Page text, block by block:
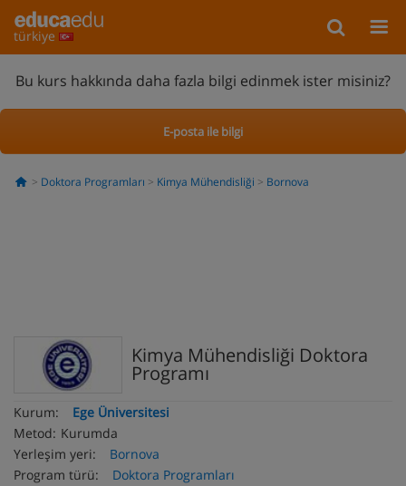
türkiye
Bu kurs hakkında daha fazla bilgi edinmek ister misiniz?
E-posta ile bilgi
Doktora Programları Kimya Mühendisliği Bornova
Kimya Mühendisliği Doktora
Programı
Kurum:
Ege Üniversitesi
Metod: Kurumda
Yerleşim yeri:
Bornova
Program türü:
Doktora Programları